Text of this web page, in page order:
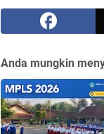
Anda mungkin